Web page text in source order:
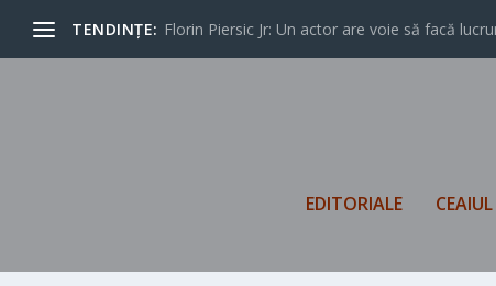
TENDINȚE: Florin Piersic Jr: Un actor are voie să facă
EDITORIALE